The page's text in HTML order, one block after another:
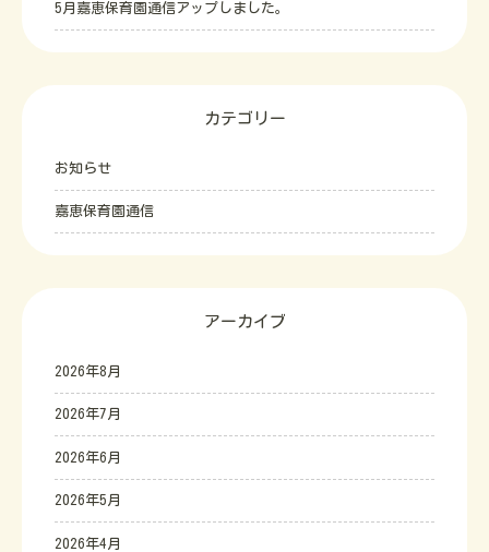
5月嘉恵保育園通信アップしました。
カテゴリー
お知らせ
嘉恵保育園通信
アーカイブ
2026年8月
2026年7月
2026年6月
2026年5月
2026年4月